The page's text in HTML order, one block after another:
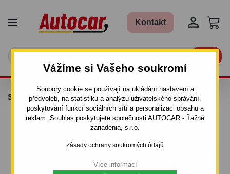
Vážíme si Vašeho soukromí
Soubory cookie se používají na ukládání nastavení a
předvoleb, na statistiku a analýzu uživatelského správání,
poskytování funkcí sociálních sítí a personalizaci obsahu a
reklam. Souhlas poskytujete společnosti AUTOCAR - Ťažné
zariadenia, s.r.o.
Zásady ochrany soukromých údajů
Více informací
 Kontakt 
SNĚHOVÉ ŘETĚZY SIMAKA - SKIPASS